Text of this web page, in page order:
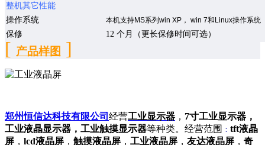
整机其它性能
操作系统
本机支持MS系列win XP ， win 7和Linux操作系统
保修 12 个月（更长保修时间可选）
[ 产品样图 ]
郑州恒信达科技有限公司 经营工业显示器 ， 7寸工业显示器，
工业液晶显示器，工业触摸显示器等种类。经营范围 ： tft液晶
屏 ， lcd液晶屏 ， 触摸液晶屏 ， 工业液晶屏 ， 友达液晶屏 ， 奇